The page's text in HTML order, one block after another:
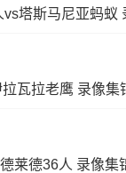
塔斯马尼亚蚂蚁
瓦拉老鹰 录像集
莱德36人 录像集